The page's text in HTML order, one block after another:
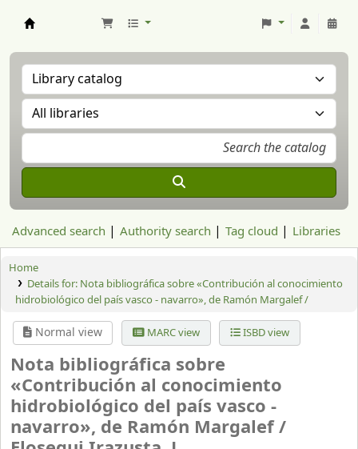
Advanced search Authority search Tag cloud Libraries
Home
Details for: Nota bibliográfica sobre «Contribución al conocimiento
hidrobiológico del país vasco - navarro», de Ramón Margalef /
Normal view MARC view ISBD view
Nota bibliográfica sobre
«Contribución al conocimiento
hidrobiológico del país vasco -
navarro», de Ramón Margalef /